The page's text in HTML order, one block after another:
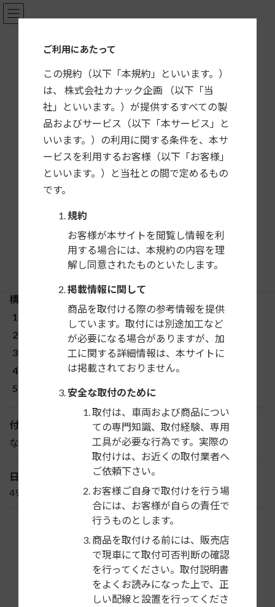
コ
ン
ナ
ビ
カーナビ・カーAV取付キット適合情報
NKK-T58D
マツダ ボンゴ・日産 バネット用 DINサイズカーAV取付キット
AM/FMチューナー付車に市販の2DINまたは1DIN+1DIN
構成部品
取付ケース
ブラケット
コネクター（14P）
付属ステリモ配線
なし
日東工業JANコード
4976135704396
ご利用にあたって
この規約（以下「本規約」といいます。）
は、 株式会社カナック企画 （以下「当
社」といいます。）が提供するすべての製
品およびサービス（以下「本サービス」と
いいます。）の利用に関する条件を、本サ
ービスを利用するお客様（以下「お客様」
といいます。）と当社との間で定めるもの
です。
規約
お客様が本サイトを閲覧し情報を利
用する場合には、本規約の内容を理
解し同意されたものといたします。
掲載情報に関して
商品を取付ける際の参考情報を提供
しています。取付には別途加工など
が必要になる場合がありますが、加
工に関する詳細情報は、本サイトに
は掲載されておりません。
安全な取付のために
取付は、車両および商品につい
ての専門知識、取付経験、専用
工具が必要な行為です。実際の
取付けは、お近くの取付業者へ
ご依頼下さい。
お客様ご自身で取付けを行う場
合には、お客様が自らの責任で
行うものとします。
商品を取付ける前には、販売店
で現車にて取付可否判断の確認
を行ってください。取付説明書
をよくお読みになった上で、正
しい配線と設置を行ってくださ